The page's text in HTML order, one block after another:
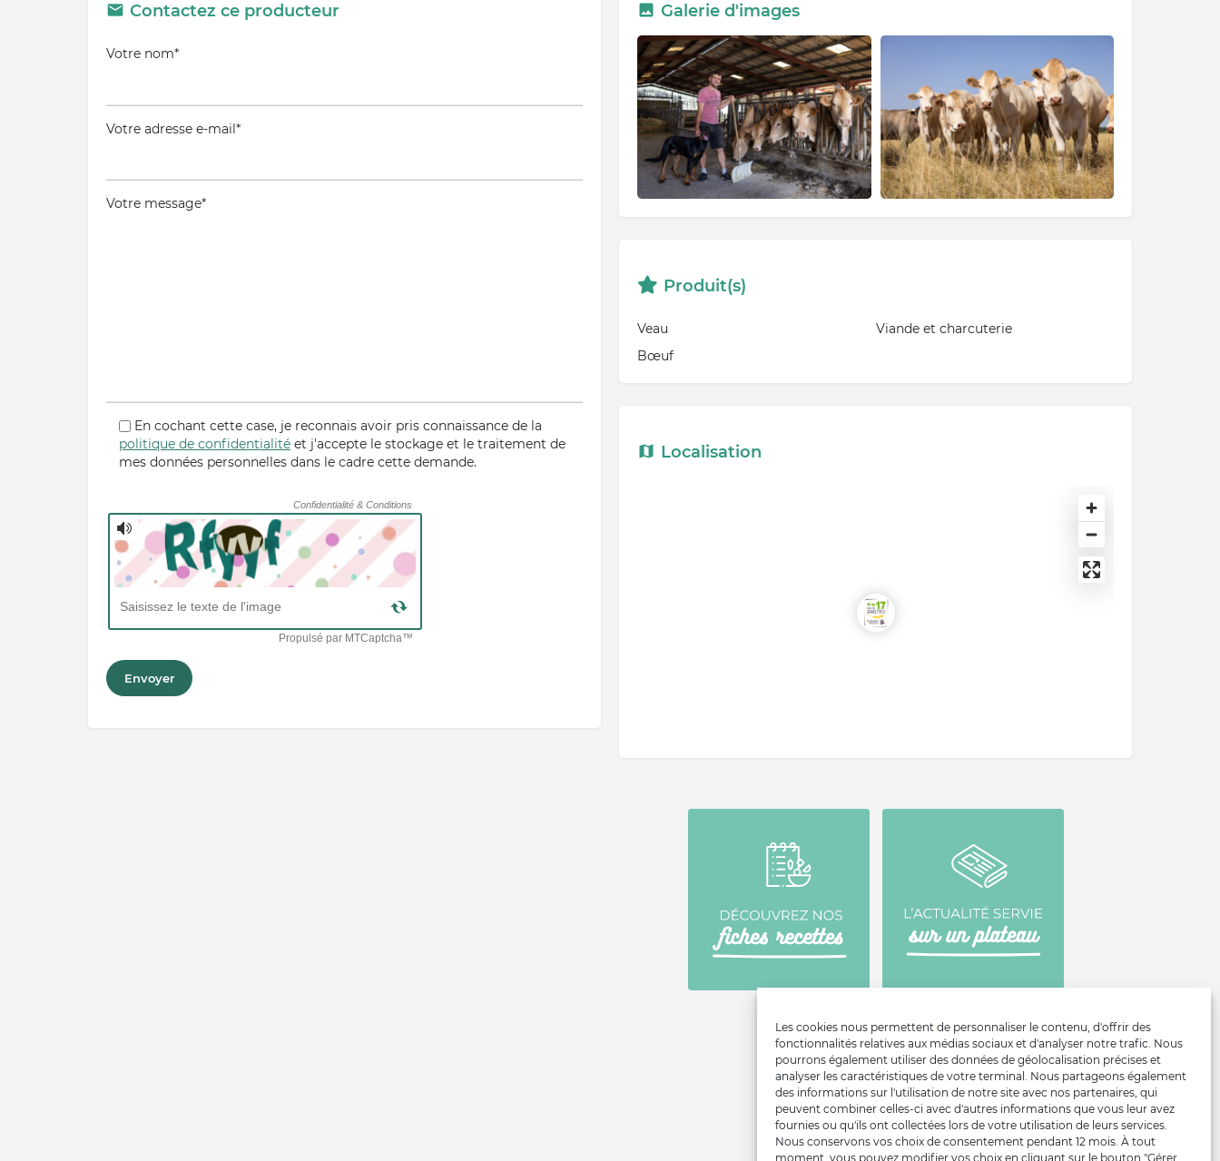
Les cookies nous permettent de personnaliser le contenu, d'offrir des
fonctionnalités relatives aux médias sociaux et d'analyser notre trafic. Nous
pourrons également utiliser des données de géolocalisation précises et
analyser les caractéristiques de votre terminal. Nous partageons également
des informations sur l'utilisation de notre site avec nos partenaires, qui
peuvent combiner celles-ci avec d'autres informations que vous leur avez
fournies ou qu'ils ont collectées lors de votre utilisation de leurs services.
Nous conservons vos choix de consentement pendant 12 mois. À tout
moment, vous pouvez modifier vos choix en cliquant sur le bouton "Gérer
Contactez ce producteur
Votre nom*
Votre adresse e-mail*
Votre message*
En cochant cette case, je reconnais avoir pris connaissance de la
politique de confidentialité et j'accepte le stockage et le traitement de
mes données personnelles dans le cadre cette demande.
Galerie d'images
Produit(s)
Veau
Viande et charcuterie
Bœuf
Localisation